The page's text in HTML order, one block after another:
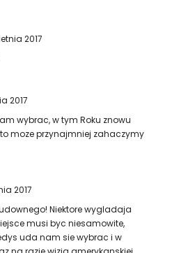
2017
2017
wybrac, w tym Roku znowu
moze przynajmniej zahaczymy
2017
Niektore wygladaja
musi byc niesamowite,
uda nam sie wybrac i w